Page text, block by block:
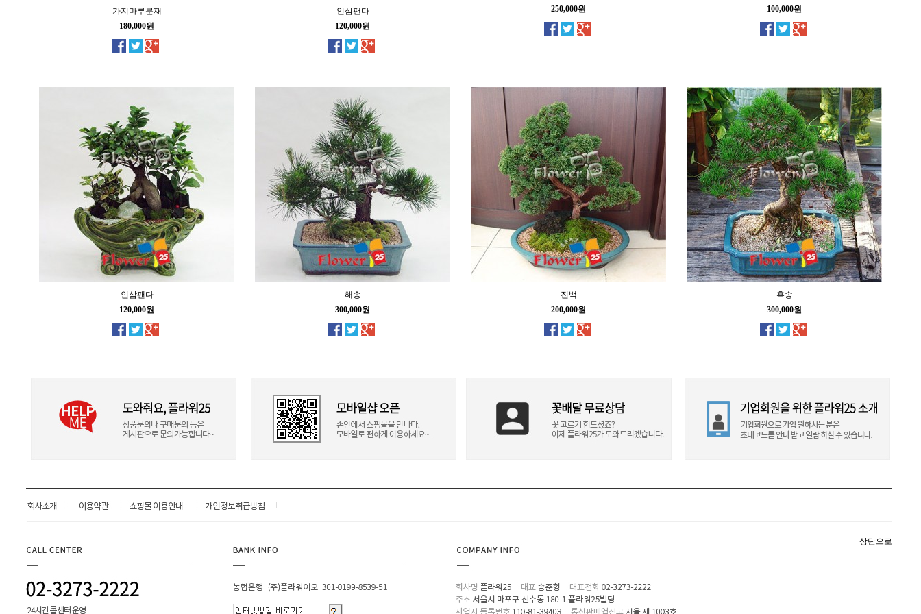
가지마루분재
180,000원
인삼팬다
120,000원
250,000원 100,000원
인삼팬다
120,000원
해송
300,000원
진백
200,000원
흑송
300,000원
상단으로